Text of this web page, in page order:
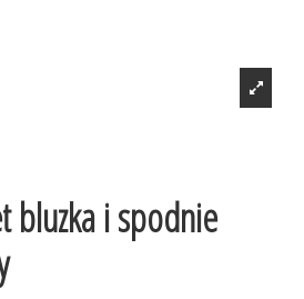
bluzka i spodnie